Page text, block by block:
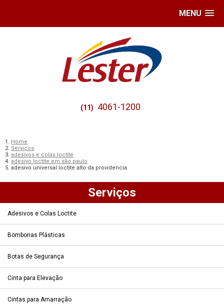
MENU
(11) 4061-1200
Home
Serviços
adesivos e colas loctite
adesivo loctite em são paulo
adesivo universal loctite alto da providencia
Serviços
Adesivos e Colas Loctite
Bombonas Plásticas
Botas de Segurança
Cinta para Elevação
Cintas para Amarração